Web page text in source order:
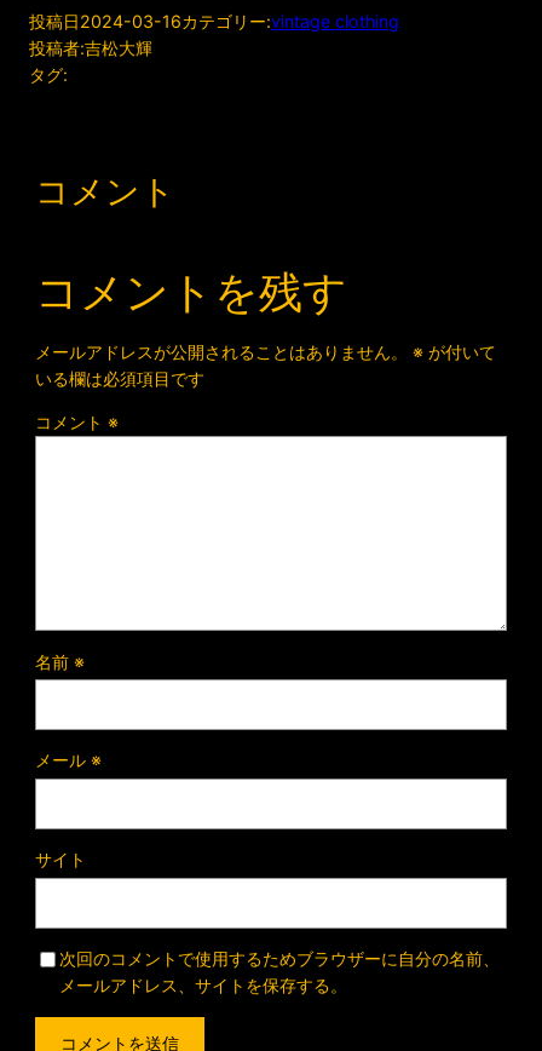
投稿日2024-03-16カテゴリー:vintage clothing
投稿者:吉松大輝
タグ:
コメント
コメントを残す
メールアドレスが公開されることはありません。 ※が付いて
いる欄は必須項目です
コメント ※
名前 ※
メール ※
サイト
次回のコメントで使用するためブラウザーに自分の名前、
メールアドレス、サイトを保存する。